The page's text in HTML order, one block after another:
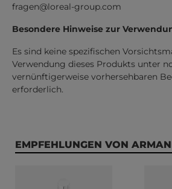
fragen@loreal-group.com
Besondere Hinweise zur
Es sind keine spezifischen
Verwendung dieses Produkts unter
vernünftigerweise vorhersehbaren
erforderlich.
Produktgalerie überspringen
EMPFEHLUNGEN VON